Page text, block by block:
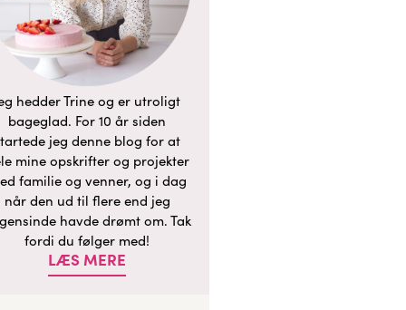
hedder Trine og er utroligt
bageglad. For 10 år siden
jeg denne blog for at
mine opskrifter og projekter
familie og venner, og i dag
når den ud til flere end jeg
havde drømt om. Tak
fordi du følger med!
LÆS MERE